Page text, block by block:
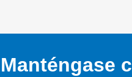
Manténgase